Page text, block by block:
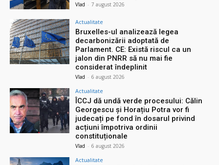
Vlad - 7 august 2026
Actualitate
Bruxelles-ul analizează legea
decarbonizării adoptată de
Parlament. CE: Există riscul ca un
jalon din PNRR să nu mai fie
considerat îndeplinit
Vlad - 6 august 2026
Actualitate
ÎCCJ dă undă verde procesului: Călin
Georgescu și Horațiu Potra vor fi
judecați pe fond în dosarul privind
acțiuni împotriva ordinii
constituționale
Vlad - 6 august 2026
Actualitate